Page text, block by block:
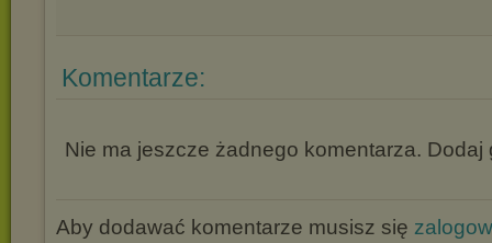
Komentarze:
Nie ma jeszcze żadnego komentarza. Dodaj
Aby dodawać komentarze musisz się